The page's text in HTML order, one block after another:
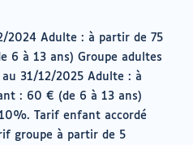
2024 Adulte : à partir de 75
6 à 13 ans) Groupe adultes
31/12/2025 Adulte : à
: 60 € (de 6 à 13 ans)
Tarif enfant accordé
groupe à partir de 5